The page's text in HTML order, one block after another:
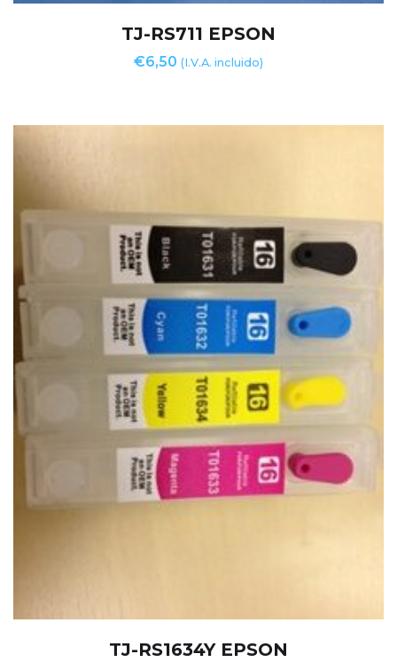
TJ-RS711 EPSON
€6,50 (I.V.A. incluido)
TJ-RS1634Y EPSON